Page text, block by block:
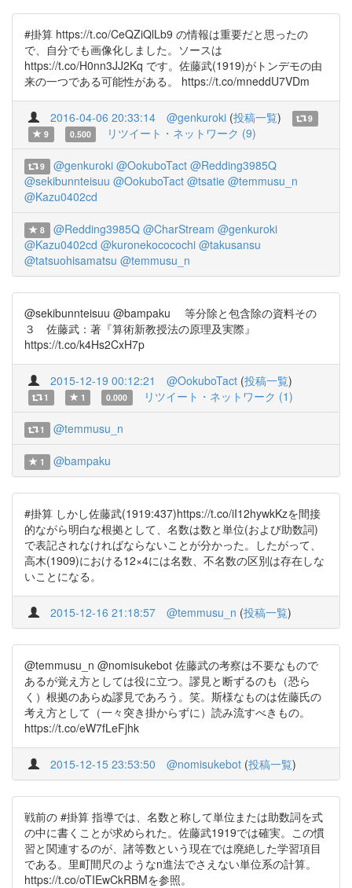
#掛算 https://t.co/CeQZiQlLb9 の情報は重要だと思ったの
で、自分でも画像化しました。ソースは
https://t.co/H0nn3JJ2Kq です。佐藤武(1919)がトンデモの由
来の一つである可能性がある。 https://t.co/mneddU7VDm
2016-04-06 20:33:14 @genkuroki (投稿一覧)
9
9
0.500 リツイート・ネットワーク (9)
9 @genkuroki @OokuboTact @Redding3985Q
@sekibunnteisuu @OokuboTact @tsatie @temmusu_n
@Kazu0402cd
8 @Redding3985Q @CharStream @genkuroki
@Kazu0402cd @kuronekococochi @takusansu
@tatsuohisamatsu @temmusu_n
@sekibunnteisuu @bampaku 等分除と包含除の資料その
３ 佐藤武：著『算術新教授法の原理及実際』
https://t.co/k4Hs2CxH7p
2015-12-19 00:12:21 @OokuboTact (投稿一覧)
1 1 0.000 リツイート・ネットワーク (1)
1 @temmusu_n
1 @bampaku
#掛算 しかし佐藤武(1919:437)https://t.co/iI12hywkKzを間接
的ながら明白な根拠として、名数は数と単位(および助数詞)
で表記されなければならないことが分かった。したがって、
高木(1909)における12×4には名数、不名数の区別は存在しな
いことになる。
2015-12-16 21:18:57 @temmusu_n (投稿一覧)
@temmusu_n @nomisukebot 佐藤武の考察は不要なもので
あるが覚え方としては役に立つ。謬見と断ずるのも（恐ら
く）根拠のあらぬ謬見であろう。笑。斯様なものは佐藤氏の
考え方として（一々突き掛からずに）読み流すべきもの。
https://t.co/eW7fLeFjhk
2015-12-15 23:53:50 @nomisukebot (投稿一覧)
戦前の #掛算 指導では、名数と称して単位または助数詞を式
の中に書くことが求められた。佐藤武1919では確実。この慣
習と関連するのが、諸等数という現在では廃絶した学習項目
である。里町間尺のようなn進法でさえない単位系の計算。
https://t.co/oTIEwCkRBMを参照。